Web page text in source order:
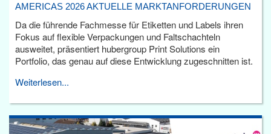
AMERICAS 2026 AKTUELLE MARKTANFORDERUNGEN
Da die führende Fachmesse für Etiketten und Labels ihren
Fokus auf flexible Verpackungen und Faltschachteln
ausweitet, präsentiert hubergroup Print Solutions ein
Portfolio, das genau auf diese Entwicklung zugeschnitten ist.
Weiterlesen...